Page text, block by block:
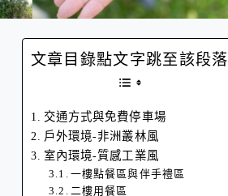
文章目錄點文字跳至該段落
交通方式與免費停車場
戶外環境-非洲叢林風
室內環境-質感工業風
一樓點餐區與伴手禮區
二樓用餐區